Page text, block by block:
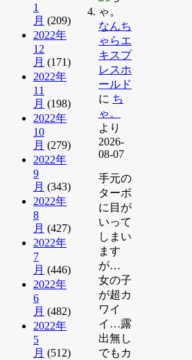
1
月 (209)
2022年
12
月 (171)
2022年
11
月 (198)
2022年
10
月 (279)
2022年
9
月 (343)
2022年
8
月 (427)
2022年
7
月 (446)
2022年
6
月 (482)
2022年
5
月 (512)
なんち
ゃらエ
キスプ
レスホ
ールド
に ち
ゃ。
より
2026-
08-07
手元の
ターボ
に目が
いって
しまい
ます
が…
女の子
が超カ
ワイ
イ…露
出無し
でもカ